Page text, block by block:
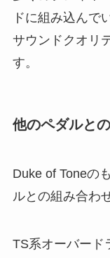
ドに組み込んで
サウンドクオリ
す。
他のペダルと
Duke of Toneの
ルとの組み合わ
TS系オーバード